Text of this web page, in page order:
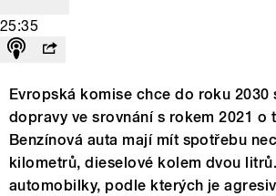
25:35
Evropská komise chce do roku 2030
dopravy ve srovnání s rokem 2021 o
Benzínová auta mají mít spotřebu
kilometrů, dieselové kolem dvou
automobilky, podle kterých je